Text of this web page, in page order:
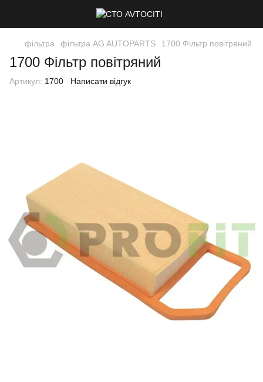
фільтра фільтра AG AUTOPARTS 1700 Фільтр повітряний
1700 Фільтр повітряний
Артикул: 1700 Написати відгук